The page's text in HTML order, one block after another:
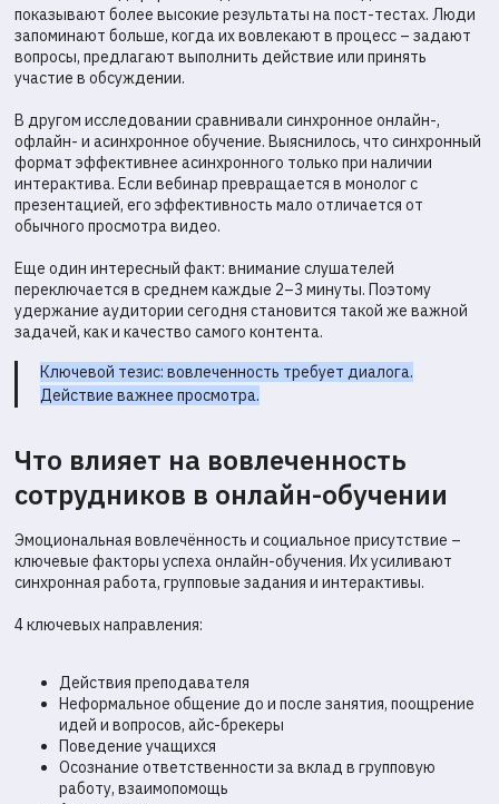
показывают более высокие результаты на пост-тестах. Люди
запоминают больше, когда их вовлекают в процесс – задают
вопросы, предлагают выполнить действие или принять
участие в обсуждении.
В другом исследовании сравнивали синхронное онлайн-,
офлайн- и асинхронное обучение. Выяснилось, что синхронный
формат эффективнее асинхронного только при наличии
интерактива. Если вебинар превращается в монолог с
презентацией, его эффективность мало отличается от
обычного просмотра видео.
Еще один интересный факт: внимание слушателей
переключается в среднем каждые 2–3 минуты. Поэтому
удержание аудитории сегодня становится такой же важной
задачей, как и качество самого контента.
Ключевой тезис: вовлеченность требует диалога.
Действие важнее просмотра.
Что влияет на вовлеченность
сотрудников в онлайн-обучении
Эмоциональная вовлечённость и социальное присутствие –
ключевые факторы успеха онлайн-обучения. Их усиливают
синхронная работа, групповые задания и интерактивы.
4 ключевых направления:
Действия преподавателя
Неформальное общение до и после занятия, поощрение
идей и вопросов, айс-брекеры
Поведение учащихся
Осознание ответственности за вклад в групповую
работу, взаимопомощь